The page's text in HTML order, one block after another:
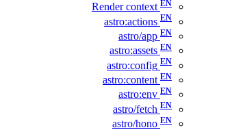
Render context
astro:actions
astro/app
astro:assets
astro:config
astro:content
astro:env
astro/fetch
astro/hono